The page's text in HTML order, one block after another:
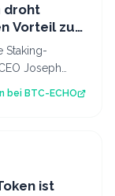
droht
Vorteil zu
Staking-
Joseph
bei BTC-ECHO
ist